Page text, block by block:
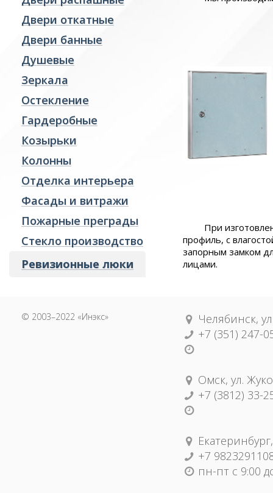
Гардеробные
Отделка интерьера
Стекло производство
Двери откатные
Двери банные
Душевые
Зеркала
Остекление
Гардеробные
Козырьки
Колонны
Отделка интерьера
Фасады и витражи
Пожарные преграды
Стекло производство
Ревизионные люки
При
профиль, с
запорным замком
лицами.
© 2003–2022 «Инэкс»
Челябинск,
+7 (351) 247-
Омск, ул.
+7 (3812) 33-
+7
пн-пт с 9:00